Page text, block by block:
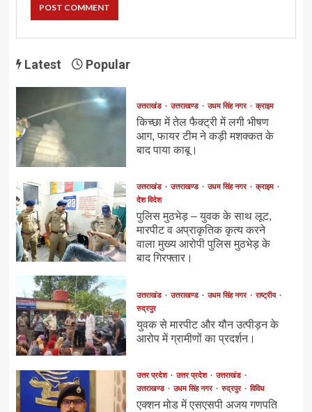
Latest Popular
उत्तराखंड उत्तराखण्ड उधम सिंह नगर क्राइम
किच्छा में तेल फैक्ट्री में लगी भीषण
आग, फायर टीम ने कड़ी मशक्कत के
बाद पाया काबू।
उत्तराखंड उत्तराखण्ड उधम सिंह नगर
क्राइम
देश विदेश
पुलिस मुठभेड़ – युवक के साथ लूट,
मारपीट व अप्राकृतिक कृत्य करने
वाला मुख्य आरोपी पुलिस मुठभेड़ के
बाद गिरफ्तार।
उत्तराखंड उत्तराखण्ड उधम सिंह नगर
राष्ट्रीय
रुद्रपुर
युवक से मारपीट और यौन उत्पीड़न के
आरोप में ग्रामीणों का प्रदर्शन।
उत्तर प्रदेश उत्तर प्रदेश
उत्तराखंड
उत्तराखण्ड
उधम सिंह नगर रुद्रपुर विविध
एक्शन मोड में एसएसपी अजय गणपति